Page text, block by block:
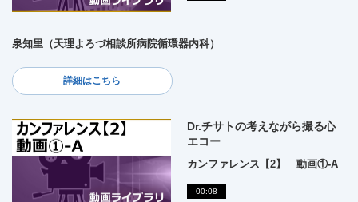
泉知里（天理よろづ相談所病院循環器内科）
詳細はこちら
Dr.チサトの考えながら撮る心
エコー
カンファレンス【2】 動画①-A
00:08